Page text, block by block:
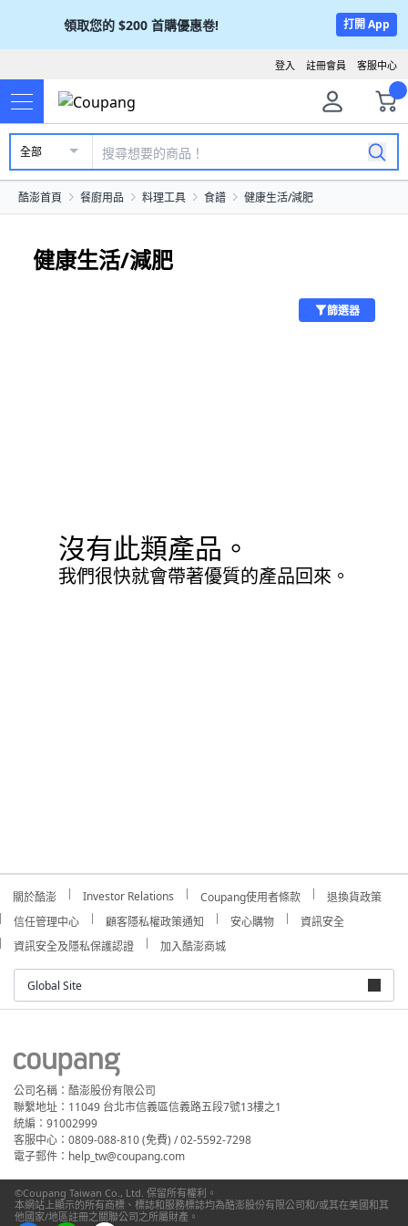
領取您的 $200 首購優惠卷! 打開 App
客服中心
註冊會員
登入
全部
酷澎首頁 餐廚用品 料理工具 食譜 健康生活/減肥
健康生活/減肥
篩選器
沒有此類產品。
我們很快就會帶著優質的產品回來。
關於酷澎 Investor Relations Coupang使用者條款
退換貨政策
信任管理中心
顧客隱私權政策通知 安心購物
資訊安全
資訊安全及隱私保護認證
加入酷澎商城
Global Site
公司名稱：酷澎股份有限公司
聯繫地址：11049 台北市信義區信義路五段7號13樓之1
統編：91002999
客服中心：0809-088-810 (免費) / 02-5592-7298
電子郵件：help_tw@coupang.com
©Coupang Taiwan Co., Ltd. 保留所有權利。
本網站上顯示的所有商標、標誌和服務標誌均為酷澎股份有限公司和/或其在美國和其
他國家/地區註冊之關聯公司之所屬財產。